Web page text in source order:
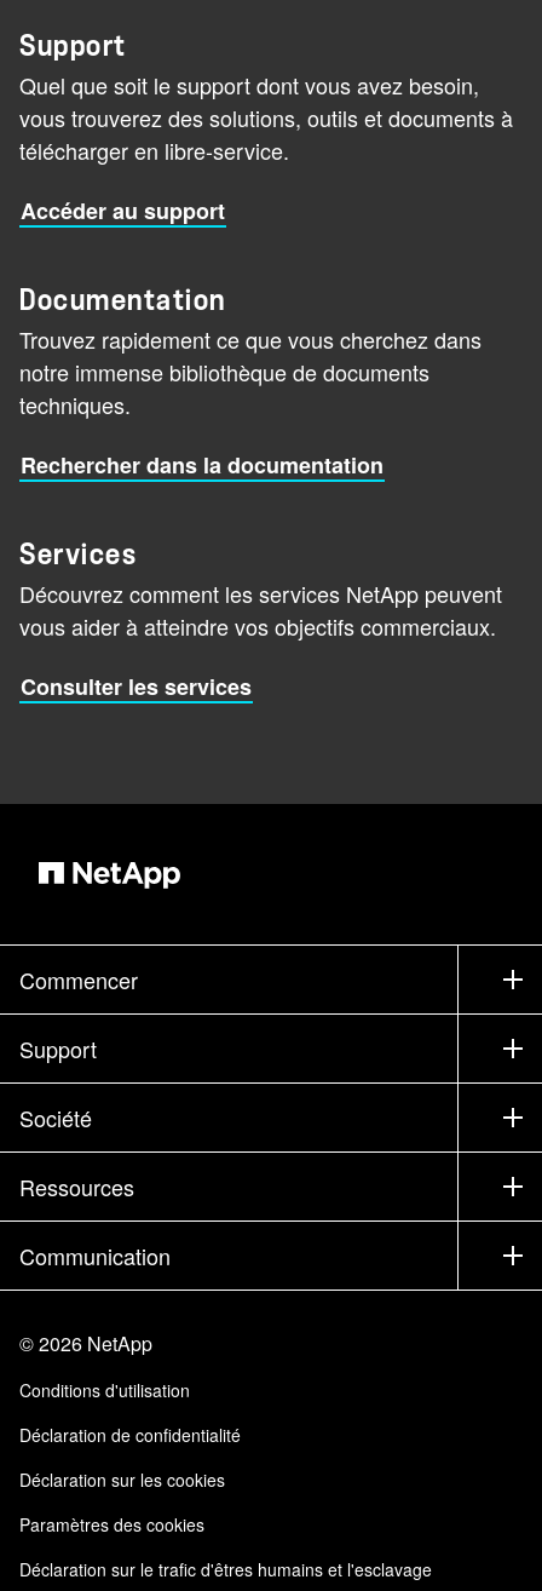
Support
Quel que soit le support dont vous avez besoin,
vous trouverez des solutions, outils et documents à
télécharger en libre-service.
Accéder au support
Documentation
Trouvez rapidement ce que vous cherchez dans
notre immense bibliothèque de documents
techniques.
Rechercher dans la documentation
Services
Découvrez comment les services NetApp peuvent
vous aider à atteindre vos objectifs commerciaux.
Consulter les services
Commencer
Comment acheter
Service commercial
Trouver un partenaire
Executive Briefing
Produits A-Z
Support
Support
Formation
Documentation
Communauté
Apprendre
Société
Société
Partenaires
Emplois
Trust Center
Responsabilité & durabilité
Certifications de la qualité
NetApp Instaclustr
Ressources
Newsroom
Événements
Blog
Expérience client
Témoignages clients
Communication
Commentaires sur le site
Accessibilité
Mes abonnements
©2026 NetApp
Conditions d'utilisation
Déclaration de confidentialité
Déclaration sur les cookies
Paramètres des cookies
Déclaration sur le trafic d'êtres humains et l'esclavage